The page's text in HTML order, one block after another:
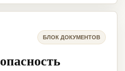
БЛОК ДОКУМЕНТОВ